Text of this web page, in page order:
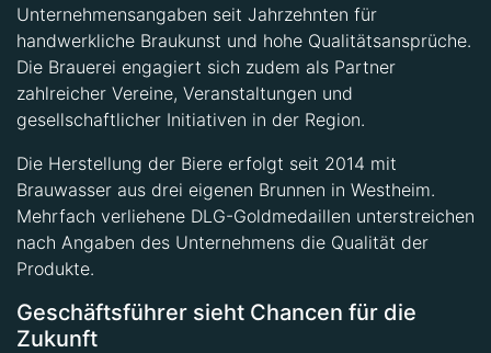
Unternehmensangaben seit Jahrzehnten für
handwerkliche Braukunst und hohe Qualitätsansprüche.
Die Brauerei engagiert sich zudem als Partner
zahlreicher Vereine, Veranstaltungen und
gesellschaftlicher Initiativen in der Region.
Die Herstellung der Biere erfolgt seit 2014 mit
Brauwasser aus drei eigenen Brunnen in Westheim.
Mehrfach verliehene DLG-Goldmedaillen unterstreichen
nach Angaben des Unternehmens die Qualität der
Produkte.
Geschäftsführer sieht Chancen für die
Zukunft